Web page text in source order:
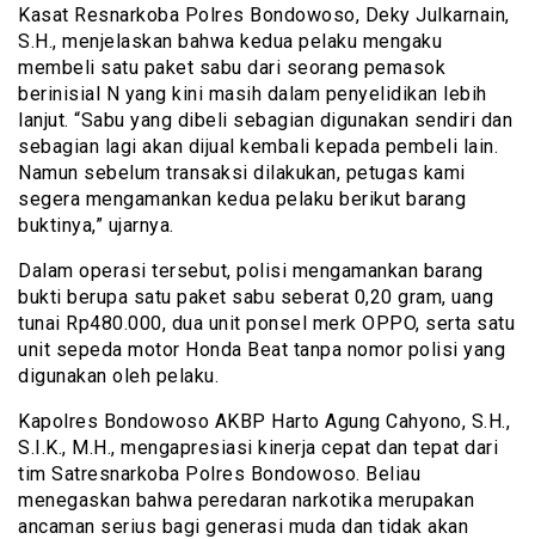
Kasat Resnarkoba Polres Bondowoso, Deky Julkarnain,
S.H., menjelaskan bahwa kedua pelaku mengaku
membeli satu paket sabu dari seorang pemasok
berinisial N yang kini masih dalam penyelidikan lebih
lanjut. “Sabu yang dibeli sebagian digunakan sendiri dan
sebagian lagi akan dijual kembali kepada pembeli lain.
Namun sebelum transaksi dilakukan, petugas kami
segera mengamankan kedua pelaku berikut barang
buktinya,” ujarnya.
Dalam operasi tersebut, polisi mengamankan barang
bukti berupa satu paket sabu seberat 0,20 gram, uang
tunai Rp480.000, dua unit ponsel merk OPPO, serta satu
unit sepeda motor Honda Beat tanpa nomor polisi yang
digunakan oleh pelaku.
Kapolres Bondowoso AKBP Harto Agung Cahyono, S.H.,
S.I.K., M.H., mengapresiasi kinerja cepat dan tepat dari
tim Satresnarkoba Polres Bondowoso. Beliau
menegaskan bahwa peredaran narkotika merupakan
ancaman serius bagi generasi muda dan tidak akan